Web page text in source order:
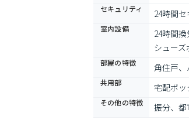
セキュリティ 24時間
室内設備
24時間
シュー
部屋の特徴 角住戸
共用部 宅配ボ
その他の特徴 振分、